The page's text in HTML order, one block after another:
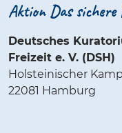
Aktion Das
Deutsches
Freizeit e. V. (DSH)
Holsteinischer
22081 Hamburg